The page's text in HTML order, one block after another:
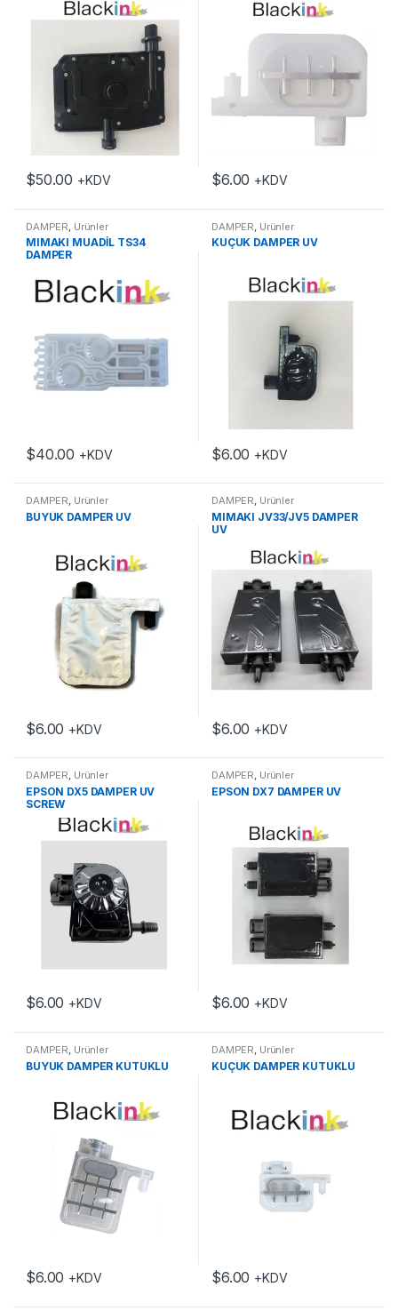
$50.00 +KDV $6.00 +KDV
DAMPER Ürünler
MIMAKI MUADİL TS34
DAMPER
$40.00 +KDV
DAMPER Ürünler
KÜÇÜK DAMPER UV
$6.00 +KDV
DAMPER, Ürünler
BÜYÜK DAMPER UV
$6.00 +KDV
DAMPER, Ürünler
MIMAKI JV33/JV5 DAMPER
UV
$6.00 +KDV
DAMPER, Ürünler
EPSON DX5 DAMPER UV
SCREW
$6.00 +KDV
DAMPER, Ürünler
EPSON DX7 DAMPER UV
$6.00 +KDV
DAMPER, Ürünler
BÜYÜK DAMPER KÜTÜKLÜ
$6.00 +KDV
DAMPER, Ürünler
KÜÇÜK DAMPER KÜTÜKLÜ
$6.00 +KDV